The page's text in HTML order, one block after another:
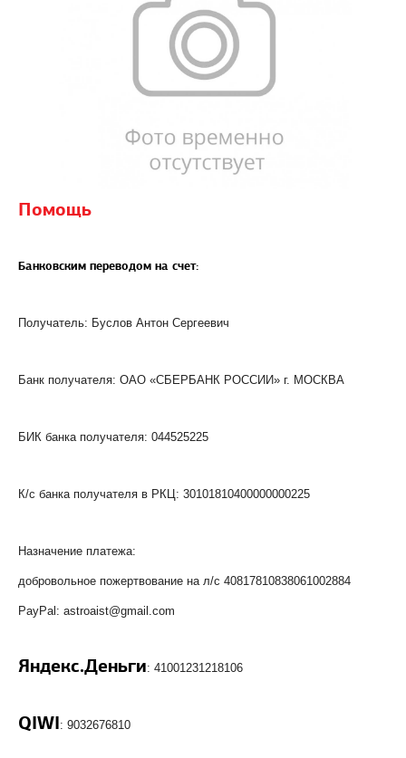
Помощь
Банковским переводом на счет:
Получатель: Буслов Антон Сергеевич
Банк получателя: ОАО «СБЕРБАНК РОССИИ» г. МОСКВА
БИК банка получателя: 044525225
К/с банка получателя в РКЦ: 30101810400000000225
Назначение платежа:
добровольное пожертвование на л/с 40817810838061002884
PayPal: astroaist@gmail.com
Яндекс.Деньги: 41001231218106
QIWI: 9032676810